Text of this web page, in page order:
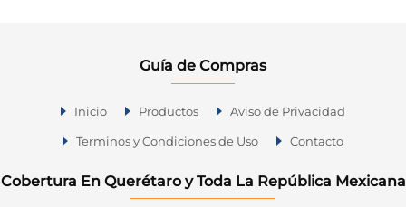
Guía de Compras
Inicio Productos Aviso de Privacidad
Terminos y Condiciones de Uso Contacto
Cobertura En Querétaro y Toda La República Mexicana